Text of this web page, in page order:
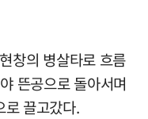
창의 병살타로 흐름
뜬공으로 돌아서며
로 끌고갔다.